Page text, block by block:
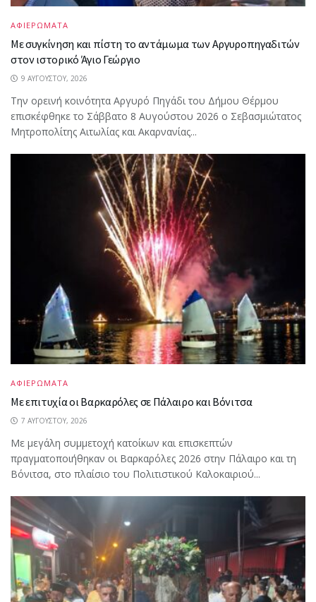
ΑΦΙΕΡΩΜΑΤΑ
Με συγκίνηση και πίστη το αντάμωμα των Αργυροπηγαδιτών
στον ιστορικό Άγιο Γεώργιο
9 ΑΥΓΟΎΣΤΟΥ, 2026
Την ορεινή κοινότητα Αργυρό Πηγάδι του Δήμου Θέρμου
επισκέφθηκε το Σάββατο 8 Αυγούστου 2026 ο Σεβασμιώτατος
Μητροπολίτης Αιτωλίας και Ακαρνανίας...
ΑΦΙΕΡΩΜΑΤΑ
Με επιτυχία οι Βαρκαρόλες σε Πάλαιρο και Βόνιτσα
7 ΑΥΓΟΎΣΤΟΥ, 2026
Με μεγάλη συμμετοχή κατοίκων και επισκεπτών
πραγματοποιήθηκαν οι Βαρκαρόλες 2026 στην Πάλαιρο και τη
Βόνιτσα, στο πλαίσιο του Πολιτιστικού Καλοκαιριού...